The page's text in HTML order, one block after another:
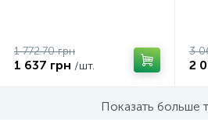
1 772.70 грн
1 637 грн /шт.
3
2
Показать больше